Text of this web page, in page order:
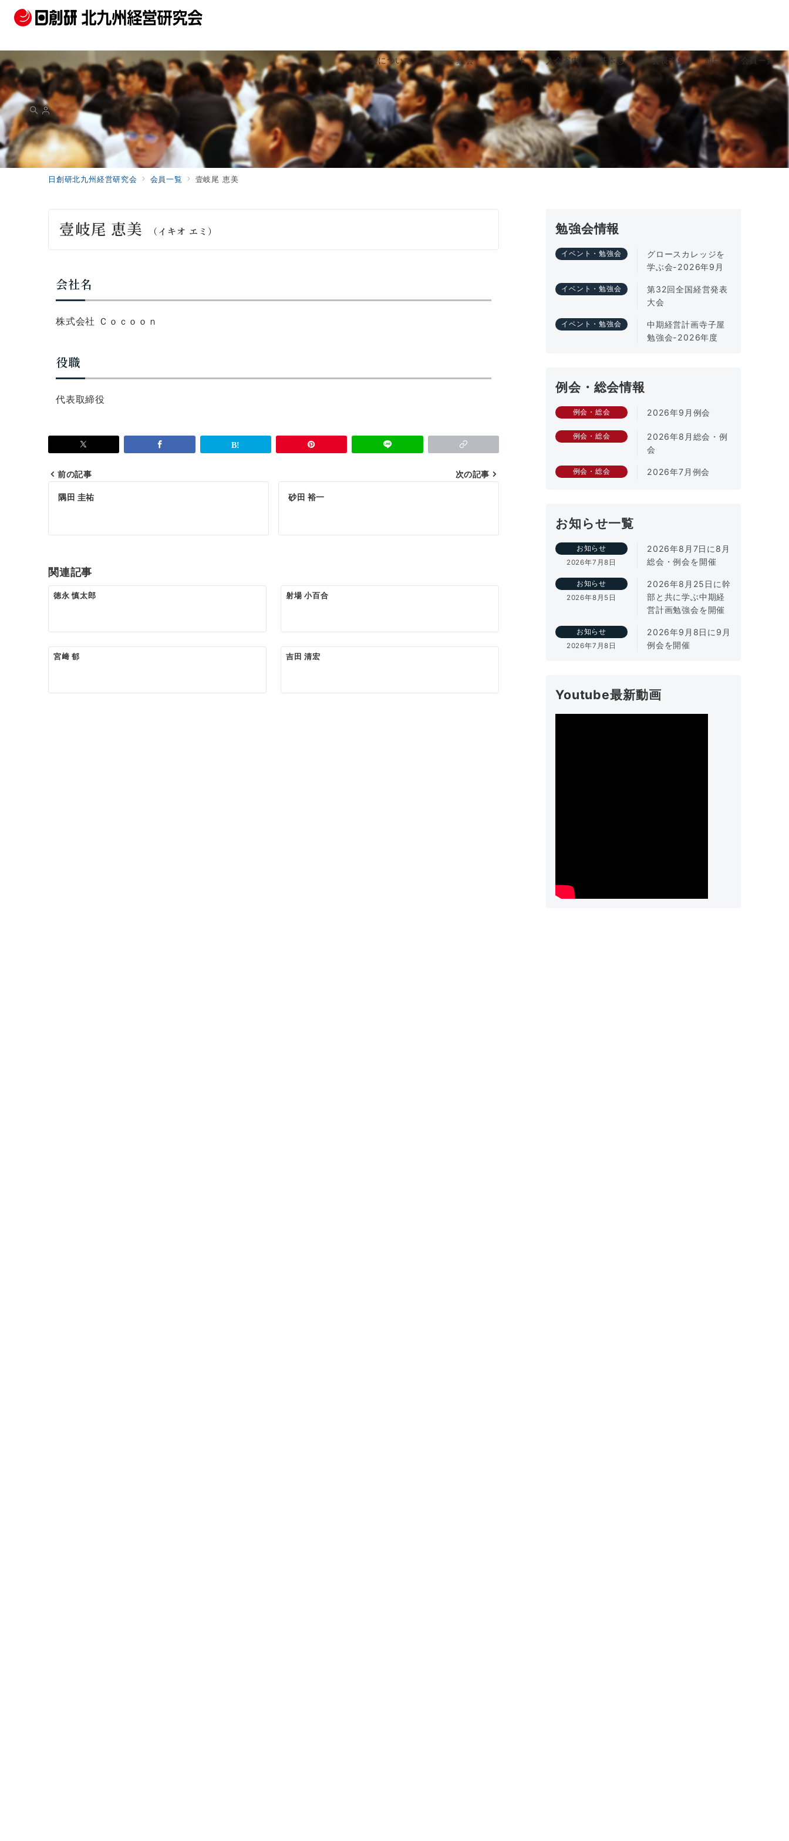
会について 例会・総会 イベント 入会案内 基本思想 会長方針 組織 会員一覧
日創研北九州経営研究会 会員一覧 壹岐尾 恵美
壹岐尾 恵美 （イキオ エミ）
会社名
株式会社 Ｃｏｃｏｏｎ
役職
代表取締役
投
ゲ
ー
ョ
ン
前の記事
隅田 圭祐
次の記事
砂田 裕一
関連記事
徳永 慎太郎 射場 小百合
宮﨑 郁 吉田 清宏
勉強会情報
イベント・勉強会
グロースカレッジを
学ぶ会-2026年9月
イベント・勉強会
第32回全国経営発表
大会
イベント・勉強会
中期経営計画寺子屋
勉強会-2026年度
例会・総会情報
例会・総会 2026年9月例会
例会・総会
2026年8月総会・例
会
例会・総会 2026年7月例会
お知らせ一覧
お知らせ
2026年7月8日
2026年8月7日に8月
総会・例会を開催
お知らせ
2026年8月5日
2026年8月25日に幹
部と共に学ぶ中期経
営計画勉強会を開催
お知らせ
2026年7月8日
2026年9月8日に9月
例会を開催
Youtube最新動画
検索